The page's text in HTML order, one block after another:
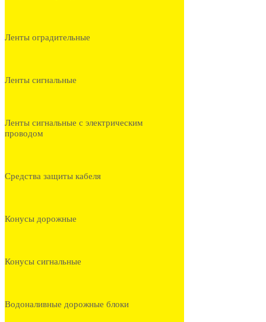
Ленты оградительные
Ленты сигнальные
Ленты сигнальные с электрическим
проводом
Средства защиты кабеля
Конусы дорожные
Конусы сигнальные
Водоналивные дорожные блоки